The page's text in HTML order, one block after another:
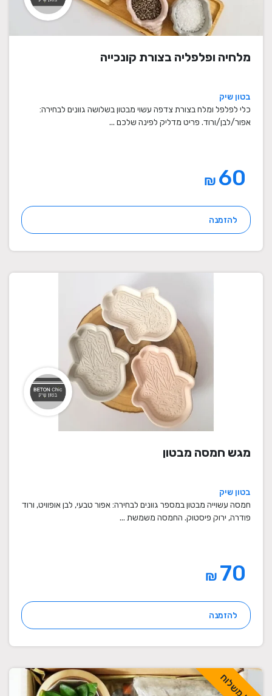
מלחיה ופלפליה בצורת קונכייה
בטון שיק
כלי לפלפל ומלח בצורת צדפה עשוי מבטון בשלושה גוונים לבחירה:
אפור/לבן/ורוד. פריט מדליק לפינה שלכם ...
₪
להזמנה
מגש חמסה מבטון
בטון שיק
חמסה עשוייה מבטון במספר גוונים לבחירה: אפור טבעי, לבן אופוויט, ורוד
פודרה, ירוק פיסטוק. החמסה משמשת ...
₪
להזמנה